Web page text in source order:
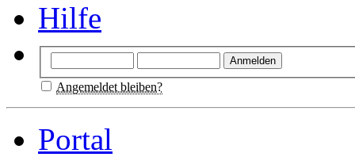
Hilfe
Angemeldet bleiben?
Portal